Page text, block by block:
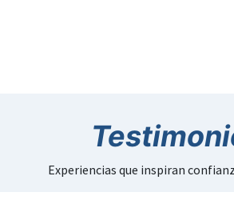
Experiencias que inspiran